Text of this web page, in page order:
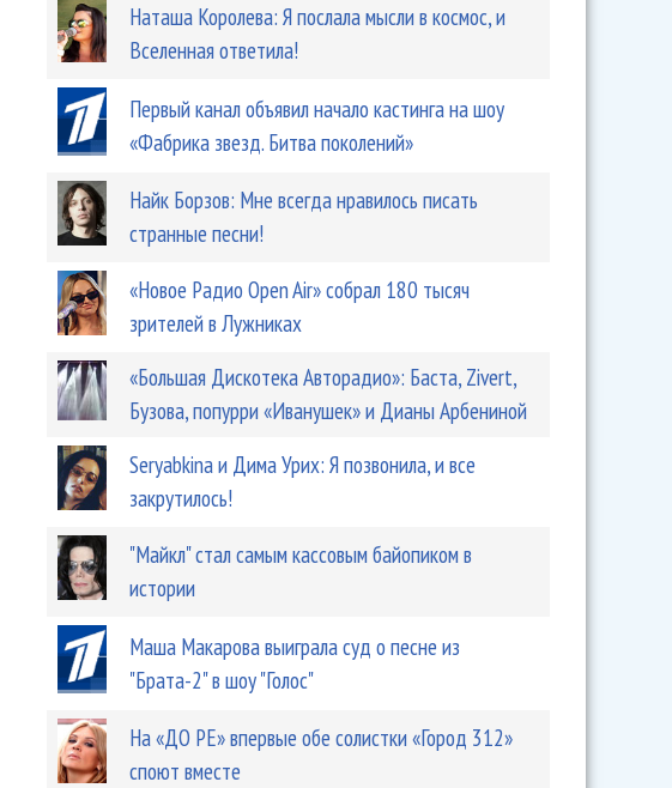
Наташа Королева: Я послала мысли в космос, и
Вселенная ответила!
Первый канал объявил начало кастинга на шоу
«Фабрика звезд. Битва поколений»
Найк Борзов: Мне всегда нравилось писать
странные песни!
«Новое Радио Open Air» собрал 180 тысяч
зрителей в Лужниках
«Большая Дискотека Авторадио»: Баста, Zivert,
Бузова, попурри «Иванушек» и Дианы Арбениной
Seryabkina и Дима Урих: Я позвонила, и все
закрутилось!
"Майкл" стал самым кассовым байопиком в
истории
Маша Макарова выиграла суд о песне из
"Брата-2" в шоу "Голос"
На «ДО РЕ» впервые обе солистки «Город 312»
споют вместе